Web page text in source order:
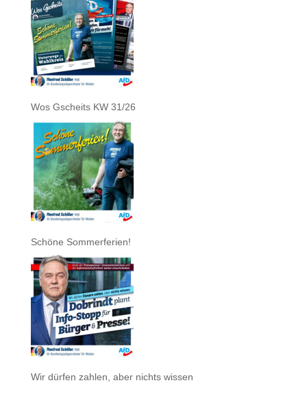
Wos Gscheits KW 31/26
Schöne Sommerferien!
Wir dürfen zahlen, aber nichts wissen